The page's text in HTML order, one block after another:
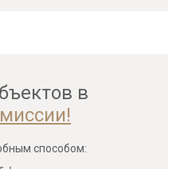
в
способом: